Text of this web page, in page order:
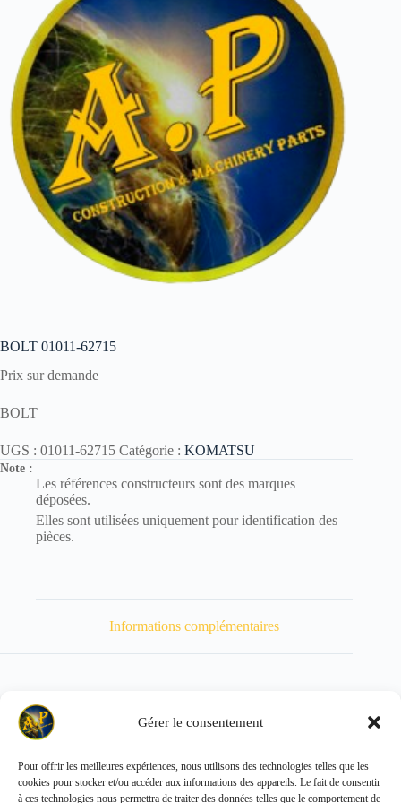
Gérer le consentement
Pour offrir les meilleures expériences, nous utilisons des technologies telles que les
cookies pour stocker et/ou accéder aux informations des appareils. Le fait de consentir
à ces technologies nous permettra de traiter des données telles que le comportement de
BOLT 01011-62715
Prix sur demande
BOLT
UGS : 01011-62715 Catégorie : KOMATSU
Note :
Les références constructeurs sont des marques
déposées.
Elles sont utilisées uniquement pour identification des
pièces.
Informations complémentaires
Poids 700 kg
Copyright © 2026 - ALL PARTS FRANCE SAS